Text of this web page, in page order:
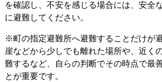
を確認し、不安を感じる場合には、安全
に避難してください。
※町の指定避難所へ避難することだけが
崖などから少しでも離れた場所や、近く
難するなど、自らの判断でその時点で最
とが重要です。